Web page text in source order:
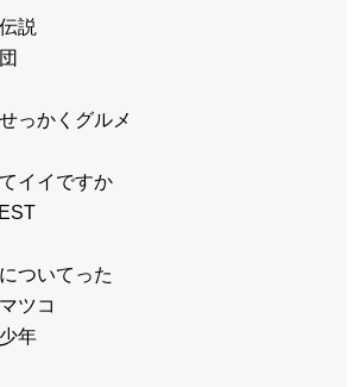
説
っかくグルメ
イイですか
ついてった
ツコ
年